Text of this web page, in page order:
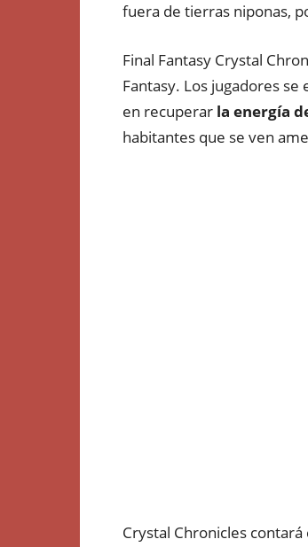
fuera de tierras niponas,
Final Fantasy Crystal
Fantasy. Los jugadores
en recuperar la energía
habitantes que se ven
Crystal Chronicles